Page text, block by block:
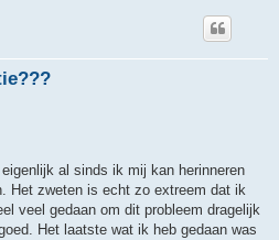
al sinds ik mij kan herinneren
Het zweten is echt zo extreem dat ik
veel gedaan om dit probleem dragelijk
Het laatste wat ik heb gedaan was